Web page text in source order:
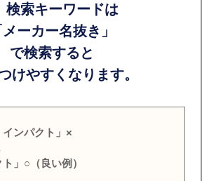
索キーワードは
メーカー名抜き」
で検索すると
やすくなります。
ンパクト」×
」○（良い例）